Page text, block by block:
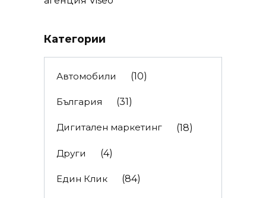
Категории
Автомобили (10)
България (31)
Дигитален маркетинг (18)
Други (4)
Един Клик (84)